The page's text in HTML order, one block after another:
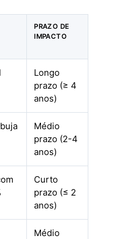
PRAZO DE
IMPACTO
Longo
prazo (≥ 4
anos)
Médio
prazo (2-4
anos)
Curto
prazo (≤ 2
anos)
Médio